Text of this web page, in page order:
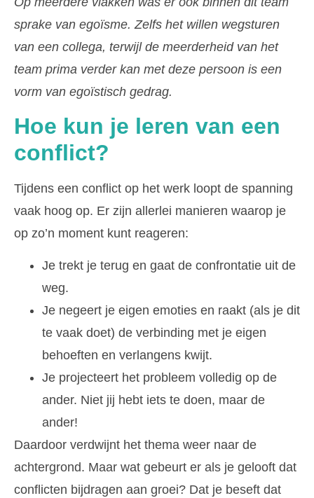
sprake van egoïsme. Zelfs het willen wegsturen
van een collega, terwijl de meerderheid van het
team prima verder kan met deze persoon is een
vorm van egoïstisch gedrag.
Hoe kun je leren van een
conflict?
Tijdens een conflict op het werk loopt de spanning
vaak hoog op. Er zijn allerlei manieren waarop je
op zo’n moment kunt reageren:
Je trekt je terug en gaat de confrontatie uit de
weg.
Je negeert je eigen emoties en raakt (als je dit
te vaak doet) de verbinding met je eigen
behoeften en verlangens kwijt.
Je projecteert het probleem volledig op de
ander. Niet jij hebt iets te doen, maar de
ander!
Daardoor verdwijnt het thema weer naar de
achtergrond. Maar wat gebeurt er als je gelooft dat
conflicten bijdragen aan groei? Dat je beseft dat